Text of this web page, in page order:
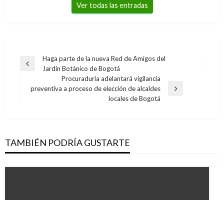
Ver todas las entradas
Navegación
entradas
Entrada
Haga parte de la nueva Red de Amigos del
Jardín Botánico de Bogotá
Entrada
Procuraduría adelantará vigilancia
preventiva a proceso de elección de alcaldes
locales de Bogotá
TAMBIÉN PODRÍA GUSTARTE